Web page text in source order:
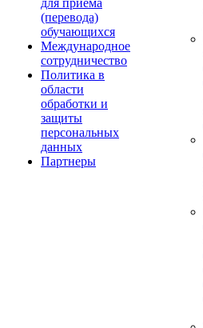
для приема
(перевода)
обучающихся
Международное
сотрудничество
Политика в
области
обработки и
защиты
персональных
данных
Партнеры